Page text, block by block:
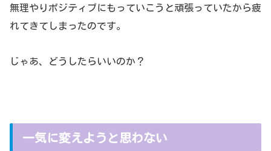
無理やりポジティブにもっていこうと頑張っていたから疲
れてきてしまったのです。
じゃあ、どうしたらいいのか？
一気に変えようと思わない